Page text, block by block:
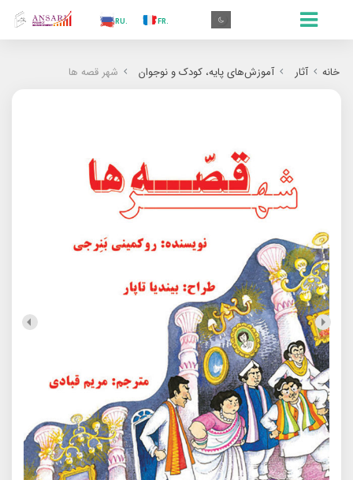
.FR
.RU
.TR
خانه آثار آموزش‌های پایه، کودک و نوجوان شهر قصه ها